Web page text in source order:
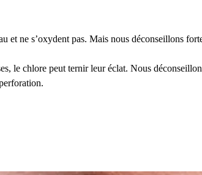
et ne s’oxydent pas. Mais nous déconseillons
le chlore peut ternir leur éclat. Nous